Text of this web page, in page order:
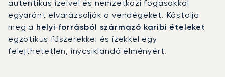
autentikus ízeivel és nemzetközi fogásokkal
egyaránt elvarázsolják a vendégeket. Kóstolja
meg a helyi forrásból származó karibi ételeket
egzotikus fűszerekkel és ízekkel egy
felejthetetlen, ínycsiklandó élményért.